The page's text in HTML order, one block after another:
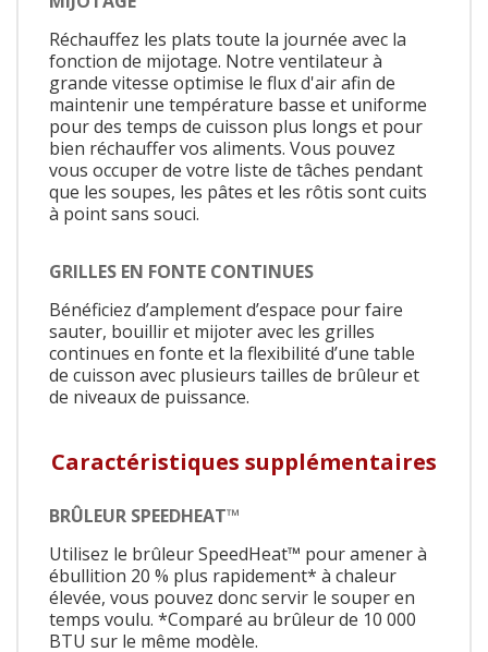
Réchauffez les plats toute la journée avec la
fonction de mijotage. Notre ventilateur à
grande vitesse optimise le flux d'air afin de
maintenir une température basse et uniforme
pour des temps de cuisson plus longs et pour
bien réchauffer vos aliments. Vous pouvez
vous occuper de votre liste de tâches pendant
que les soupes, les pâtes et les rôtis sont cuits
à point sans souci.
GRILLES EN FONTE CONTINUES
Bénéficiez d’amplement d’espace pour faire
sauter, bouillir et mijoter avec les grilles
continues en fonte et la flexibilité d’une table
de cuisson avec plusieurs tailles de brûleur et
de niveaux de puissance.
Caractéristiques supplémentaires
BRÛLEUR SPEEDHEAT™
Utilisez le brûleur SpeedHeat™ pour amener à
ébullition 20 % plus rapidement* à chaleur
élevée, vous pouvez donc servir le souper en
temps voulu. *Comparé au brûleur de 10 000
BTU sur le même modèle.